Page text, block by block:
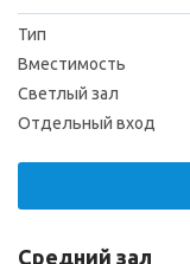
Тип
Вместимость
Светлый зал
Отдельный вход
Средний зал